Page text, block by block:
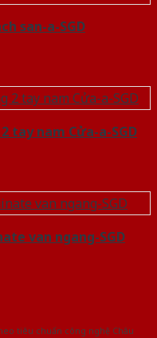
san-a-SGD
tay nam Cửa-a-SGD
van ngang-SGD
tiêu chuẩn công nghệ Châu